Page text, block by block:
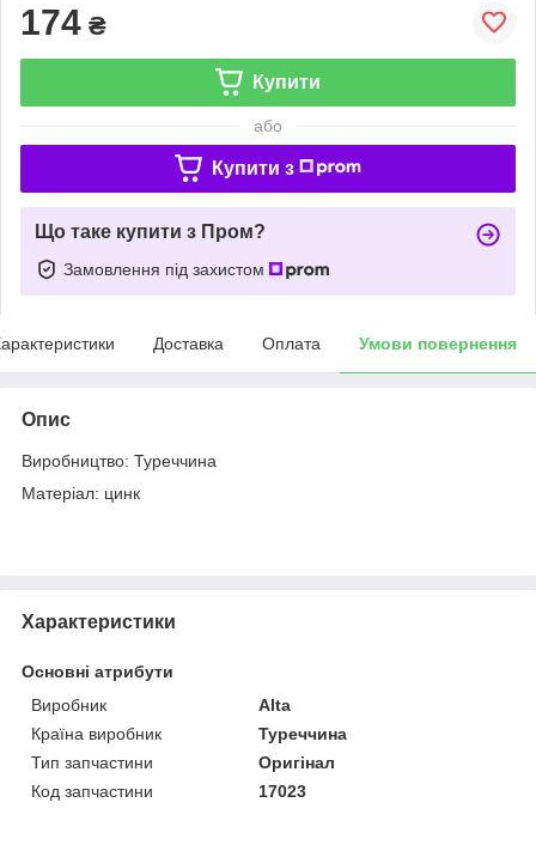
174 ₴
Купити
або
Купити з
Що таке купити з Пром?
Замовлення під захистом
Доставка Оплата Умови повернення
Опис
Виробництво: Туреччина
Матеріал: цинк
Характеристики
Основні атрибути
Виробник
Alta
Країна виробник
Туреччина
Тип запчастини
Оригінал
Код запчастини
17023